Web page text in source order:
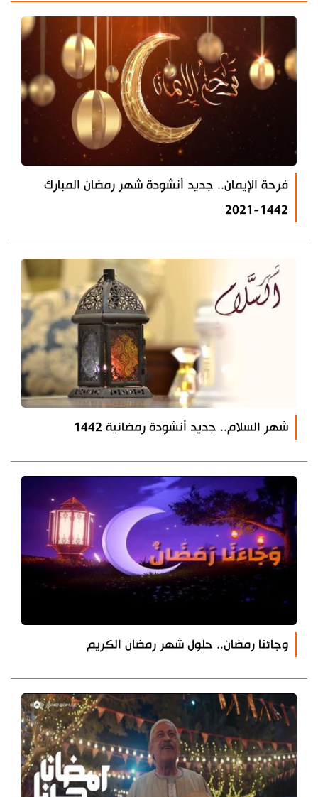
فرحة الإيمان.. جديد أنشودة شهر رمضان المبارك
1442-2021
شهر السلام.. جديد أنشودة رمضانية 1442
وجائنا رمضان.. حلول شهر رمضان الكريم